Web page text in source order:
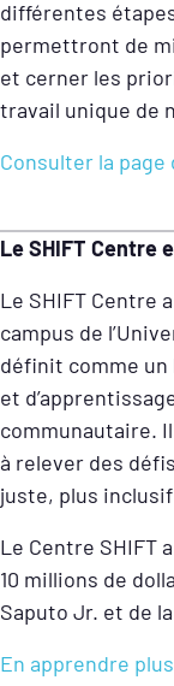
différentes
permettront de
et cerner les
travail unique de
Consulter la
Le SHIFT Centre
Le SHIFT Centre
campus de
définit comme un
et
communautaire.
à relever des
juste, plus
Le Centre SHIFT
10 millions de
Saputo Jr. et de
En apprendre